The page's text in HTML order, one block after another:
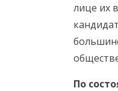
лице их
По